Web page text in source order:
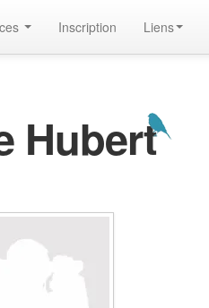
Inscription Liens
Hubert